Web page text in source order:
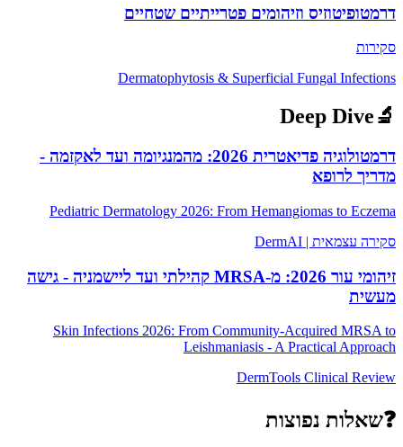
דרמטופיטוזיס וזיהומים פטרייתיים שטחיים
סקירות
Dermatophytosis & Superficial Fungal Infections
🔬
Deep Dive
דרמטולוגיה פדיאטרית 2026: מהמנגיומה ועד לאקזמה -
מדריך לרופא
Pediatric Dermatology 2026: From Hemangiomas to Eczema
סקירה עצמאית | DermAI
זיהומי עור 2026: מ-MRSA קהילתי ועד ליישמניה - גישה
מעשית
Skin Infections 2026: From Community-Acquired MRSA to
Leishmaniasis - A Practical Approach
DermTools Clinical Review
❓שאלות נפוצות